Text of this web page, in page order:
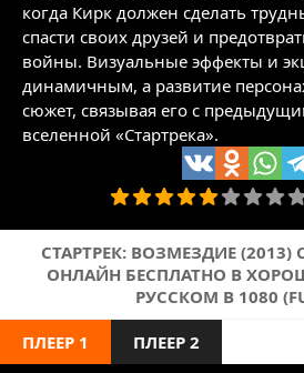
когда Кирк должен сделать
спасти своих друзей и
войны. Визуальные эффекты и
динамичным, а развитие
сюжет, связывая его с
вселенной «Стартрека».
СТАРТРЕК: ВОЗМЕЗДИЕ
ОНЛАЙН БЕСПЛАТНО В
РУССКОМ В 1080
ПЛЕЕР 1 ПЛЕЕР 2